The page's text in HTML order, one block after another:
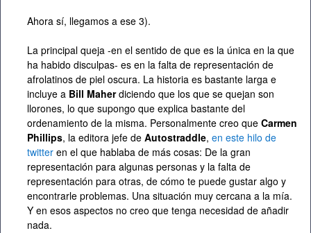
Ahora sí, llegamos a ese 3).
La principal queja -en el sentido de que es la única en la que
ha habido disculpas- es en la falta de representación de
afrolatinos de piel oscura. La historia es bastante larga e
incluye a Bill Maherdiciendo que los que se quejan son
llorones, lo que supongo que explica bastante del
ordenamiento de la misma. Personalmente creo que Carmen
Phillips, la editora jefe de Autostraddle, en este hilo de
twitter en el que hablaba de más cosas: De la gran
representación para algunas personas y la falta de
representación para otras, de cómo te puede gustar algo y
encontrarle problemas. Una situación muy cercana a la mía.
Y en esos aspectos no creo que tenga necesidad de añadir
nada.